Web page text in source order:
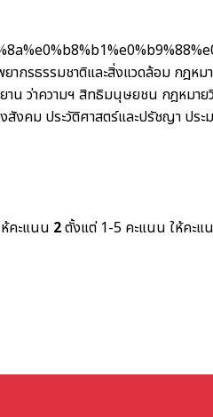
ากรธรรมชาติและสิ่งแวดล้อม กฎหม
าน ว่าความฯ สิทธิมนุษยชน กฎหมา
สังคม ประวัติศาสตร์และปรัชญา ประ
คะแนน 2ตั้งแต่ 1-5 คะแนน ให้คะแ